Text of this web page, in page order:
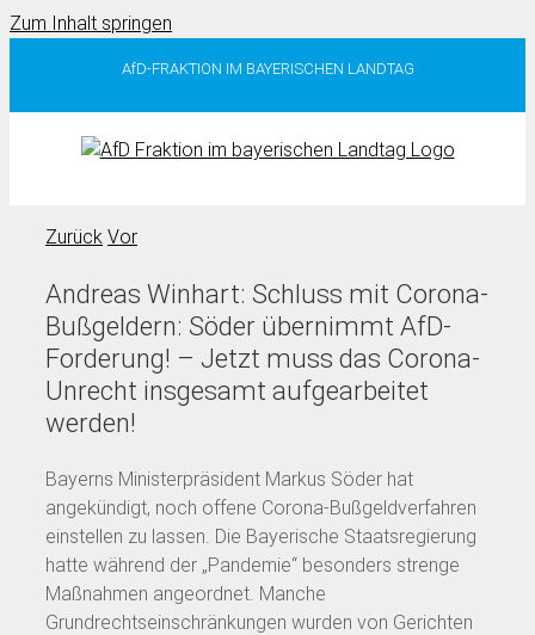
Zum Inhalt springen
AfD-FRAKTION IM BAYERISCHEN LANDTAG
Zurück Vor
Andreas Winhart: Schluss mit Corona-
Bußgeldern: Söder übernimmt AfD-
Forderung! – Jetzt muss das Corona-
Unrecht insgesamt aufgearbeitet
werden!
Bayerns Ministerpräsident Markus Söder hat
angekündigt, noch offene Corona-Bußgeldverfahren
einstellen zu lassen. Die Bayerische Staatsregierung
hatte während der „Pandemie“ besonders strenge
Maßnahmen angeordnet. Manche
Grundrechtseinschränkungen wurden von Gerichten